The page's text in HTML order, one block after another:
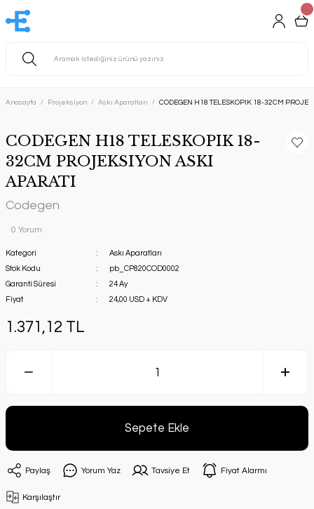
Anasayfa Projeksiyon Askı Aparatları CODEGEN H18 TELESKOPIK 18-32CM
CODEGEN H18 TELESKOPIK 18-
32CM PROJEKSIYON ASKI
APARATI
Codegen
0 Yorum
Kategori
Askı Aparatları
Stok Kodu
pb_CP820COD0002
Garanti Süresi
24 Ay
Fiyat
24,00 USD + KDV
1.371,12 TL
Sepete Ekle
Paylaş Yorum Yaz Tavsiye Et Fiyat Alarmı
Karşılaştır